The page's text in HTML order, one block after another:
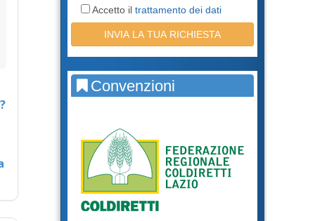
Accetto il trattamento dei dati
Convenzioni